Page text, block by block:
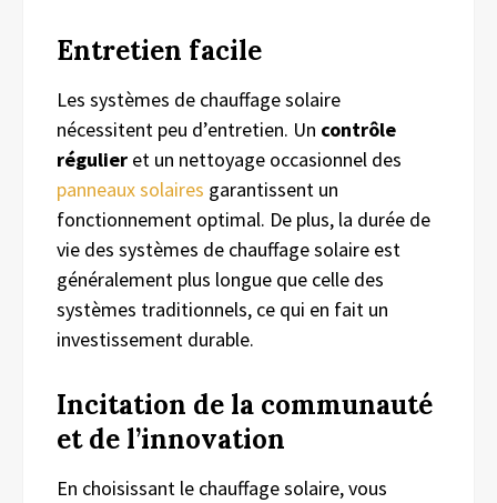
Entretien facile
Les systèmes de chauffage solaire
nécessitent peu d’entretien. Un contrôle
régulier et un nettoyage occasionnel des
panneaux solaires garantissent un
fonctionnement optimal. De plus, la durée de
vie des systèmes de chauffage solaire est
généralement plus longue que celle des
systèmes traditionnels, ce qui en fait un
investissement durable.
Incitation de la communauté
etde l’innovation
En choisissant le chauffage solaire, vous